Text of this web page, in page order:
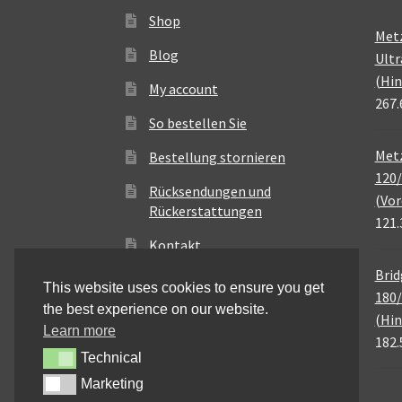
Shop
Blog
My account
So bestellen Sie
Bestellung stornieren
Rücksendungen und
Rückerstattungen
Kontakt
This website uses cookies to ensure you get
the best experience on our website.
Learn more
TechnicalTechnical
MarketingMarketing